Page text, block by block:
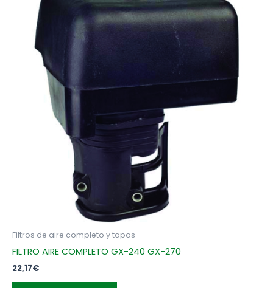
Filtros de aire completo y tapas
FILTRO AIRE COMPLETO GX-240 GX-270
22,17€